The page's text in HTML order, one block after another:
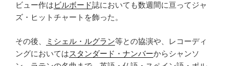
ビュー作はビルボード誌においても数週間に亘ってジャ
ズ・ヒットチャートを飾った。
その後、 ミシェル・ルグラン等との協演や、レコーディ
ングにおいてはスタンダード・ナンバーからシャンソ